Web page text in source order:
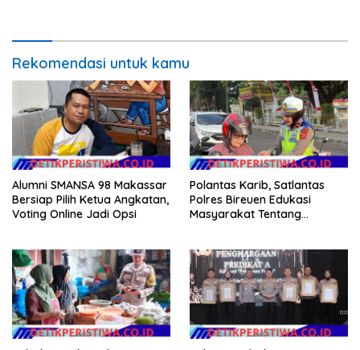
Rekomendasi untuk kamu
Alumni SMANSA 98 Makassar
Bersiap Pilih Ketua Angkatan,
Voting Online Jadi Opsi
Polantas Karib, Satlantas
Polres Bireuen Edukasi
Masyarakat Tentang